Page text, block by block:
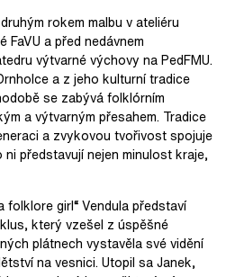
rokem malbu v ateliéru
FaVU a před nedávnem
výtvarné výchovy na PedFMU.
a z jeho kulturní tradice
se zabývá folklórním
a výtvarným přesahem. Tradice
a zvykovou tvořivost spojuje
představují nejen minulost kraje,
folklore girl“ Vendula představí
který vzešel z úspěšné
plátnech vystavěla své vidění
na vesnici. Utopil sa Janek,